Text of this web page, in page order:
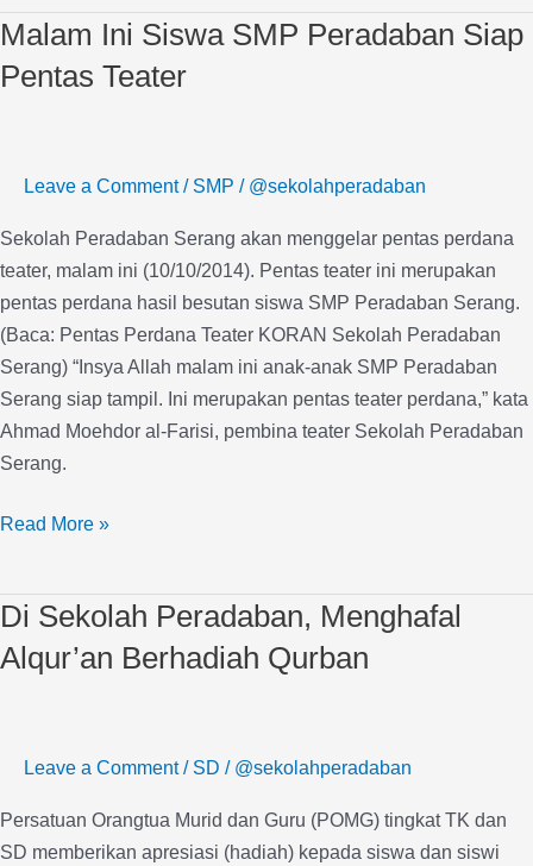
Malam Ini Siswa SMP Peradaban Siap
Pentas Teater
Leave a Comment / SMP / @sekolahperadaban
Sekolah Peradaban Serang akan menggelar pentas perdana
teater, malam ini (10/10/2014). Pentas teater ini merupakan
pentas perdana hasil besutan siswa SMP Peradaban Serang.
(Baca: Pentas Perdana Teater KORAN Sekolah Peradaban
Serang) “Insya Allah malam ini anak-anak SMP Peradaban
Serang siap tampil. Ini merupakan pentas teater perdana,” kata
Ahmad Moehdor al-Farisi, pembina teater Sekolah Peradaban
Serang.
Malam
Siswa
Siap
Read More »
Di Sekolah Peradaban, Menghafal
Alqur’an Berhadiah Qurban
Leave a Comment / SD / @sekolahperadaban
Persatuan Orangtua Murid dan Guru (POMG) tingkat TK dan
SD memberikan apresiasi (hadiah) kepada siswa dan siswi
Di
Sekolah
Peradaban,
Berhadiah